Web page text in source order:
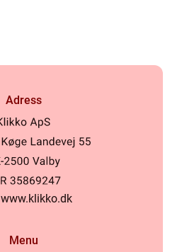
Adress
www.klikko.dk
Menu